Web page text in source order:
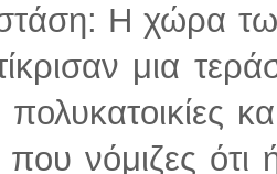
H χώρα
μια
νόμιζες ότι